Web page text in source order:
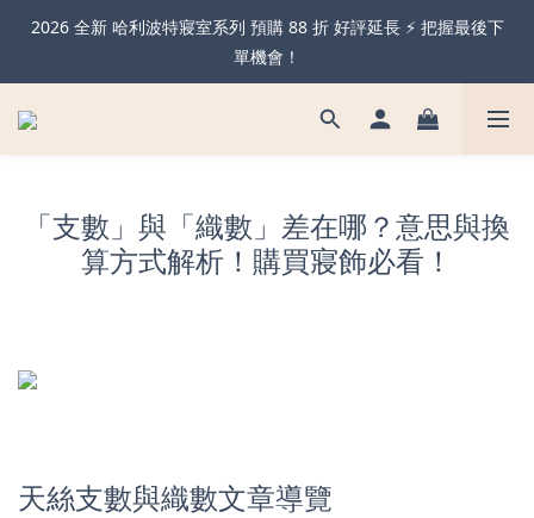
暖心父親節・天絲全系列＆純棉雙層紗 不限金額 享 88 折！現在
下單 父親節前到貨 ✨
2026 全新 哈利波特寢室系列 預購 88 折 好評延長 ⚡️ 把握最後下
單機會！
可機洗的獨立筒枕！全新天絲石墨烯獨立筒枕 限時買一送一🔥
下單 父親節前到貨 ✨
「支數」與「織數」差在哪？意思與換
算方式解析！購買寢飾必看！
天絲支數與織數文章導覽